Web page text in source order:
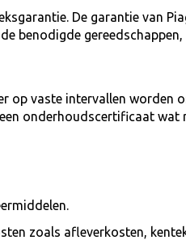
De garantie van
benodigde
vaste intervallen worden
onderhoudscertificaat
zoals afleverkosten,